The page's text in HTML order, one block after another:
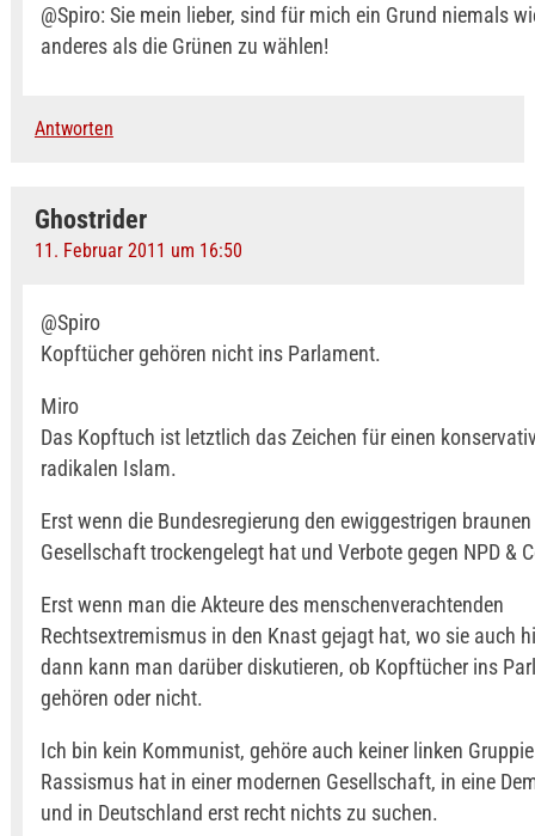
@Spiro: Sie mein lieber, sind für mich ein Grund niemals
anderes als die Grünen zu wählen!
Antworten
Ghostrider
11. Februar 2011 um 16:50
@Spiro
Kopftücher gehören nicht ins Parlament.
Miro
Das Kopftuch ist letztlich das Zeichen für einen
radikalen Islam.
Erst wenn die Bundesregierung den ewiggestrigen
Gesellschaft trockengelegt hat und Verbote gegen NPD &
Erst wenn man die Akteure des menschenverachtenden
Rechtsextremismus in den Knast gejagt hat, wo sie auch
dann kann man darüber diskutieren, ob Kopftücher ins
gehören oder nicht.
Ich bin kein Kommunist, gehöre auch keiner linken
Rassismus hat in einer modernen Gesellschaft, in eine
und in Deutschland erst recht nichts zu suchen.